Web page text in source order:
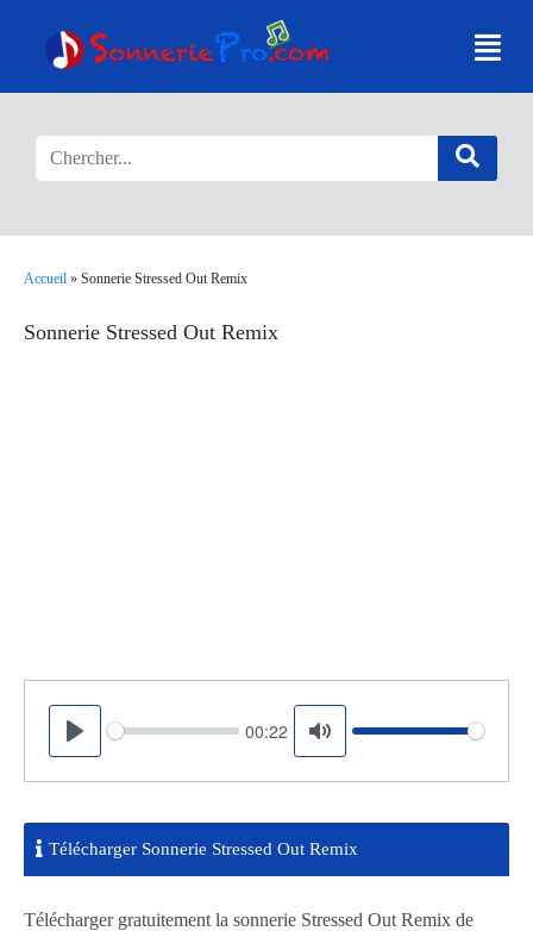
Accueil » Sonnerie Stressed Out Remix
Sonnerie Stressed Out Remix
Play
Seek 00:22
Mute
Volume
Télécharger Sonnerie Stressed Out Remix
Télécharger gratuitement la sonnerie Stressed Out Remix de